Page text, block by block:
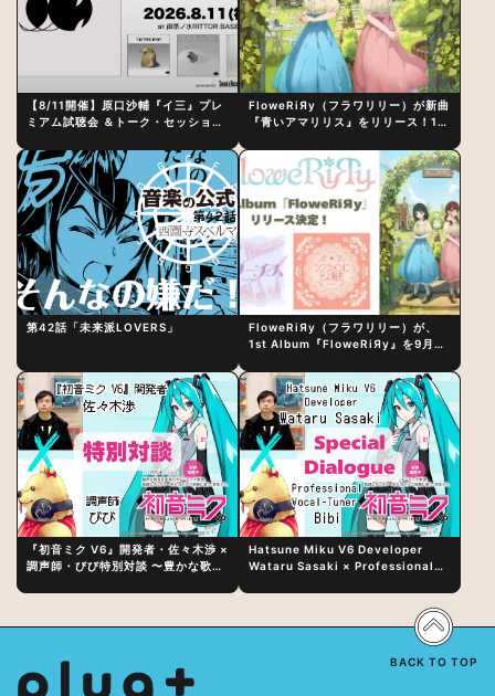
【8/11開催】原口沙輔『イ三』プレ
ミアム試聴会 ＆トーク・セッション
制作秘話
FloweRiЯy（フラワリリー）が新曲
『青いアマリリス』をリリース！1st
第42話「未来派LOVERS」
FloweRiЯy（フラワリリー）が、
1st Album『FloweRiЯy』を9月23
『初音ミク V6』開発者・佐々木渉 ×
調声師・びび特別対談 〜豊かな歌声
Hatsune Miku V6 Developer
Wataru Sasaki × Professional
Vocal Expression Lies in “Love
for the singing characters” and
BACK TO TOP